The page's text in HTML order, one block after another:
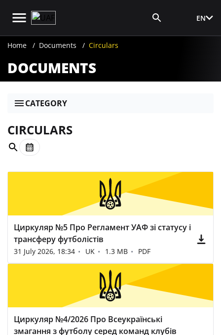
EN
Home Documents Circulars
DOCUMENTS
CATEGORY
CIRCULARS
Циркуляр №5 Про Регламент УАФ зі статусу і
трансферу футболістів
31 July 2026, 18:34 UK 1.3 MB PDF
Циркуляр №4/2026 Про Всеукраїнські
змагання з футболу серед команд клубів